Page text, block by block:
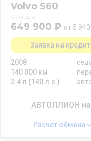
Volvo S60
Самара
649 900 ₽ от 5
2008
140 000 км
2.4 л (140 л.с.)
Заявка на кредит
АВТОЛЛИОН на
Расчет обмена